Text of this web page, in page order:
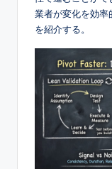
D
業者が変化を効率
を紹介する。